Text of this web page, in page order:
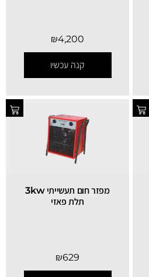
₪4,200
קנה עכשיו
מפזר חום תעשייתי 3kw
תלת פאזי
₪629